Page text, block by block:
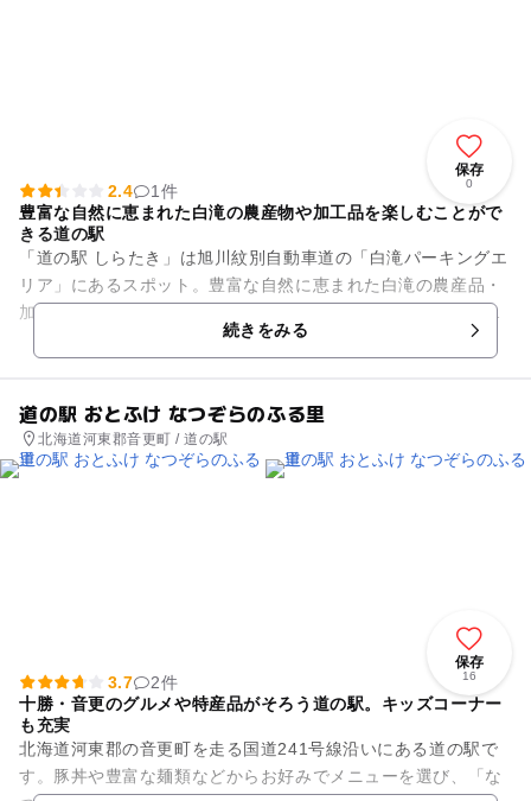
保存
0
2.4
1件
豊富な自然に恵まれた白滝の農産物や加工品を楽しむことがで
きる道の駅
「道の駅 しらたき」は旭川紋別自動車道の「白滝パーキングエ
リア」にあるスポット。豊富な自然に恵まれた白滝の農産品・
加工品などの販売コーナーや食堂コーナーを完備しています。
続きをみる
道の駅 おとふけ なつぞらのふる里
北海道河東郡音更町 / 道の駅
保存
16
3.7
2件
十勝・音更のグルメや特産品がそろう道の駅。キッズコーナー
も充実
北海道河東郡の音更町を走る国道241号線沿いにある道の駅で
す。豚丼や豊富な麺類などからお好みでメニューを選び、「な